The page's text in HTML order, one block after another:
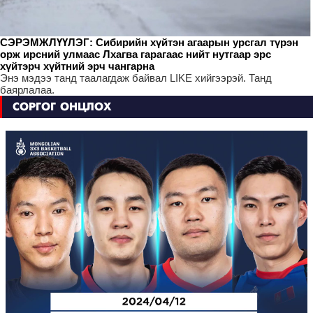
СЭРЭМЖЛҮҮЛЭГ: Сибирийн хүйтэн агаарын урсгал түрэн
орж ирсний улмаас Лхагва гарагаас нийт нутгаар эрс
хүйтэрч хүйтний эрч чангарна
Энэ мэдээ танд таалагдаж байвал LIKE хийгээрэй. Танд
баярлалаа.
СОРГОГ ОНЦЛОХ